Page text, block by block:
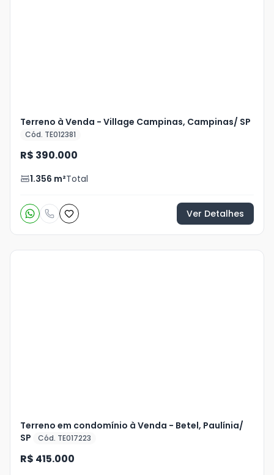
Terreno à Venda - Village Campinas, Campinas/ SP
Cód. TE012381
R$ 390.000
1.356 m²Total
Ver Detalhes
Terreno em condomínio à Venda - Betel, Paulínia/
SP
Cód. TE017223
R$ 415.000